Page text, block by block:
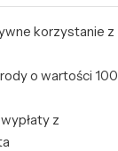
korzystanie z
o wartości 100
z